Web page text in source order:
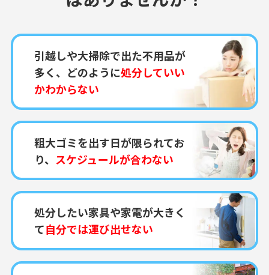
引越しや大掃除で出た不用品が
多く、どのように処分していい
かわからない
粗大ゴミを出す日が限られてお
り、 スケジュールが合わない
処分したい家具や家電が大きく
て自分では運び出せない